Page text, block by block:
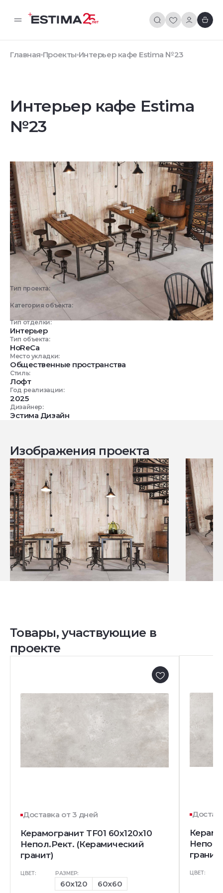
Главная Проекты Интерьер кафе Estima №23
Интерьер кафе Estima
№23
Тип проекта:
3D визуализация
Категория объекта:
Коммерческие объекты
Тип отделки:
Интерьер
Тип объекта:
HoReCa
Место укладки:
Общественные пространства
Стиль:
Лофт
Год реализации:
2025
Дизайнер:
Эстима Дизайн
Изображения проекта
Товары, участвующие в
проекте
Доставка от 3 дней
Керамогранит TF01 60x120x10
Непол.Рект. (Керамический
гранит)
ЦВЕТ: РАЗМЕР:
60x120 60x60
гранит)
ЦВЕТ: